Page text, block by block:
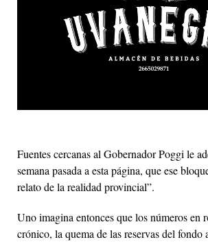
Fuentes cercanas al Gobernador Poggi le
semana pasada a esta página, que ese
relato de la realidad provincial”.
Uno imagina entonces que los números en
crónico, la quema de las reservas del fondo